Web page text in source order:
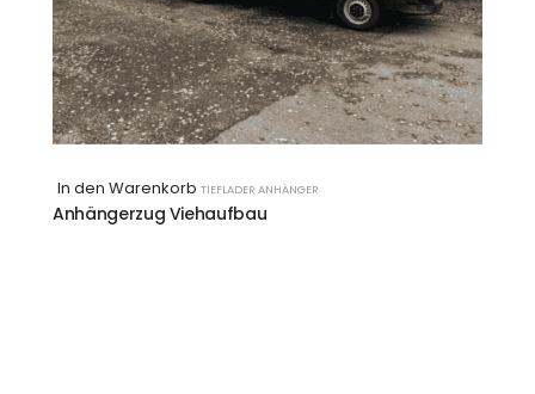
In den Warenkorb TIEFLADER ANHÄNGER
Anhängerzug Viehaufbau